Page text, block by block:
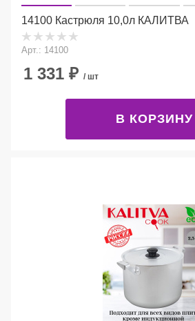
14100 Кастрюля 10,0л КАЛИТВА
Арт.: 14100
1 331 ₽ / шт
В КОРЗИНУ